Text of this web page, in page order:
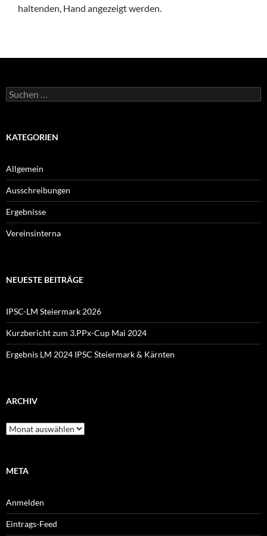
haltenden, Hand angezeigt werden.
Suchen
nach:
KATEGORIEN
Allgemein
Ausschreibungen
Ergebnisse
Vereinsinterna
NEUESTE BEITRÄGE
IPSC-LM Steiermark 2026
Kurzbericht zum 3.PPx-Cup Mai 2024
Ergebnis LM 2024 IPSC Steiermark & Kärnten
ARCHIV
Archiv
META
Anmelden
Eintrags-Feed